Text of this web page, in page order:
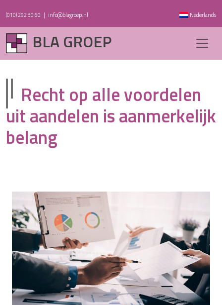
(010) 292 30 60 | info@blagroep.nl Nederlands
BLA GROEP
Recht op alle voordelen
uit aandelen is aanmerkelijk
belang